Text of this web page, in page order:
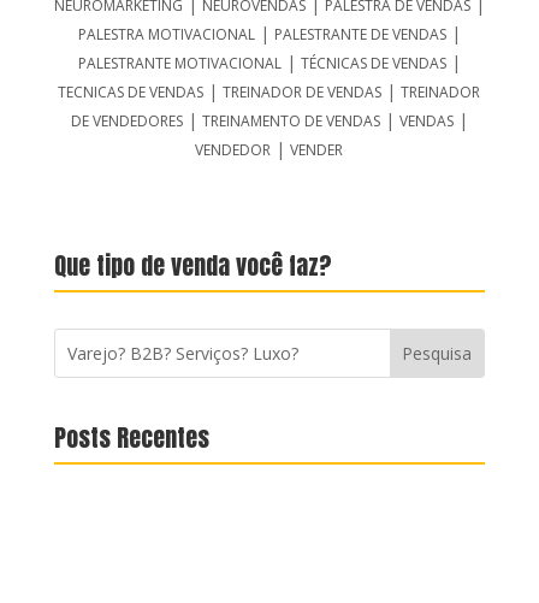
NEUROMARKETING NEUROVENDAS PALESTRA DE VENDAS
PALESTRA MOTIVACIONAL| PALESTRANTE DE VENDAS|
PALESTRANTE MOTIVACIONAL| TÉCNICAS DE VENDAS|
TECNICAS DE VENDAS |TREINADOR DE VENDAS |TREINADOR
DE VENDEDORES| TREINAMENTO DE VENDAS| VENDAS|
VENDEDOR |VENDER
Que tipo de venda você faz?
Posts Recentes